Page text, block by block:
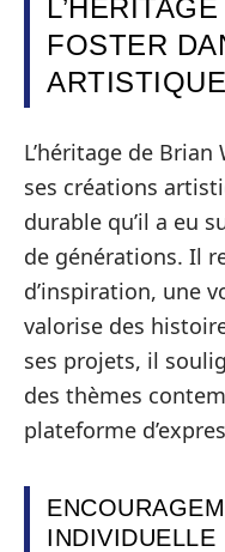
FOSTER
ARTISTIQUE
L’héritage de
ses créations
durable qu’il a eu
de générations. Il
d’inspiration, une
valorise des
ses projets, il
des thèmes
plateforme
INDIVIDUELLE